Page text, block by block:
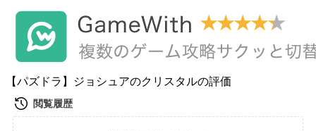
【パズドラ】ジョシュアのクリスタルの評価